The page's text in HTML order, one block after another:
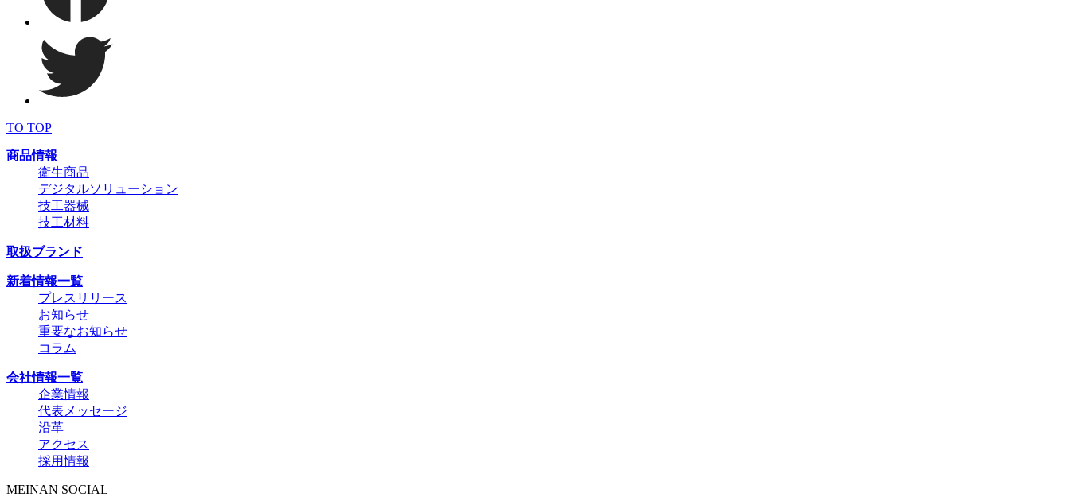
TO TOP
商品情報
衛生商品
デジタルソリューション
技工器械
技工材料
取扱ブランド
新着情報一覧
プレスリリース
お知らせ
重要なお知らせ
コラム
会社情報一覧
企業情報
代表メッセージ
沿革
アクセス
採用情報
MEINAN SOCIAL